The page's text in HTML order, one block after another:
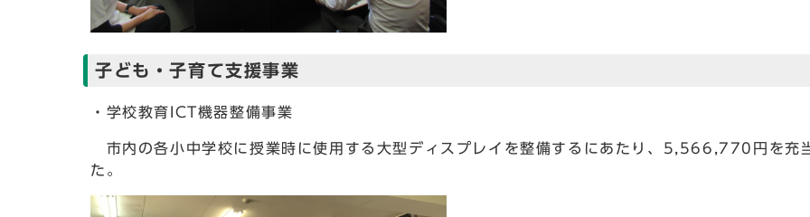
子ども・子育て支援事業
・学校教育ICT機器整備事業
市内の各小中学校に授業時に使用する大型ディスプレイを整備するにあたり、5,566,770円を充
た。